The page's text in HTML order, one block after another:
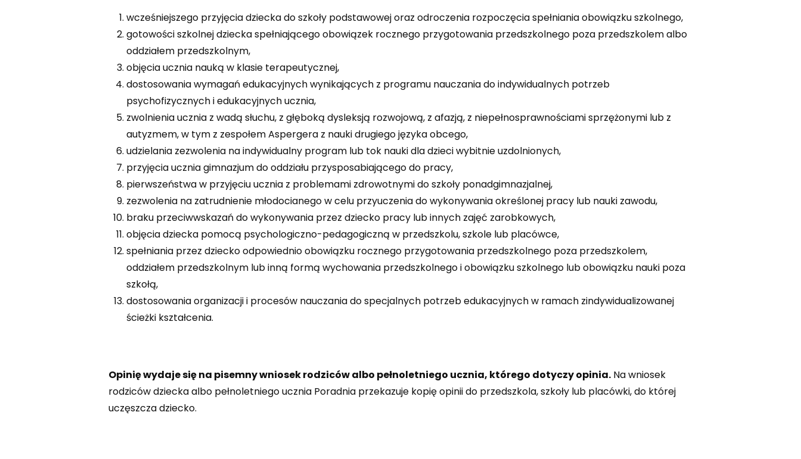
wcześniejszego przyjęcia dziecka do szkoły podstawowej oraz odroczenia rozpoczęcia spełniania obowiązku szkolnego,
gotowości szkolnej dziecka spełniającego obowiązek rocznego przygotowania przedszkolnego poza przedszkolem albo
oddziałem przedszkolnym,
objęcia ucznia nauką w klasie terapeutycznej,
dostosowania wymagań edukacyjnych wynikających z programu nauczania do indywidualnych potrzeb
psychofizycznych i edukacyjnych ucznia,
zwolnienia ucznia z wadą słuchu, z głęboką dysleksją rozwojową, z afazją, z niepełnosprawnościami sprzężonymi lub z
autyzmem, w tym z zespołem Aspergera z nauki drugiego języka obcego,
udzielania zezwolenia na indywidualny program lub tok nauki dla dzieci wybitnie uzdolnionych,
przyjęcia ucznia gimnazjum do oddziału przysposabiającego do pracy,
pierwszeństwa w przyjęciu ucznia z problemami zdrowotnymi do szkoły ponadgimnazjalnej,
zezwolenia na zatrudnienie młodocianego w celu przyuczenia do wykonywania określonej pracy lub nauki zawodu,
braku przeciwwskazań do wykonywania przez dziecko pracy lub innych zajęć zarobkowych,
objęcia dziecka pomocą psychologiczno-pedagogiczną w przedszkolu, szkole lub placówce,
spełniania przez dziecko odpowiednio obowiązku rocznego przygotowania przedszkolnego poza przedszkolem,
oddziałem przedszkolnym lub inną formą wychowania przedszkolnego i obowiązku szkolnego lub obowiązku nauki poza
szkołą,
dostosowania organizacji i procesów nauczania do specjalnych potrzeb edukacyjnych w ramach zindywidualizowanej
ścieżki kształcenia.
Opinię wydaje się na pisemny wniosek rodziców albo pełnoletniego ucznia, którego dotyczy opinia. Na wniosek
rodziców dziecka albo pełnoletniego ucznia Poradnia przekazuje kopię opinii do przedszkola, szkoły lub placówki, do której
uczęszcza dziecko.